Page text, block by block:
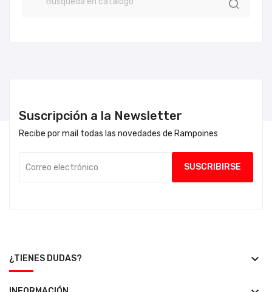
Suscripción a la Newsletter
Recibe por mail todas las novedades de Rampoines
¿TIENES DUDAS? keyboard_arrow_down